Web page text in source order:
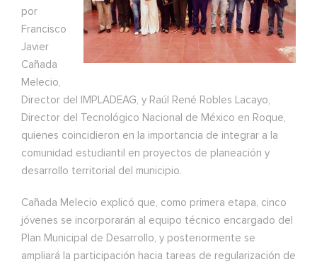
por
Francisco
Javier
Cañada
Melecio,
Director del IMPLADEAG, y Raúl René Robles Lacayo,
Director del Tecnológico Nacional de México en Roque,
quienes coincidieron en la importancia de integrar a la
comunidad estudiantil en proyectos de planeación y
desarrollo territorial del municipio.
Cañada Melecio explicó que, como primera etapa, cinco
jóvenes se incorporarán al equipo técnico encargado del
Plan Municipal de Desarrollo, y posteriormente se
ampliará la participación hacia tareas de regularización de